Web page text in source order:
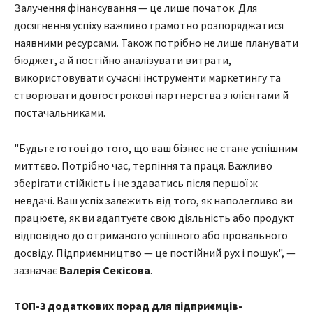
Залучення фінансування — це лише початок. Для
досягнення успіху важливо грамотно розпоряджатися
наявними ресурсами. Також потрібно не лише планувати
бюджет, а й постійно аналізувати витрати,
використовувати сучасні інструменти маркетингу та
створювати довгострокові партнерства з клієнтами й
постачальниками.
"Будьте готові до того, що ваш бізнес не стане успішним
миттєво. Потрібно час, терпіння та праця. Важливо
зберігати стійкість і не здаватись після першої ж
невдачі. Ваш успіх залежить від того, як наполегливо ви
працюєте, як ви адаптуєте свою діяльність або продукт
відповідно до отриманого успішного або провального
досвіду. Підприємництво — це постійний рух і пошук", —
зазначає Валерія Секісова.
ТОП-3 додаткових порад для підприємців-